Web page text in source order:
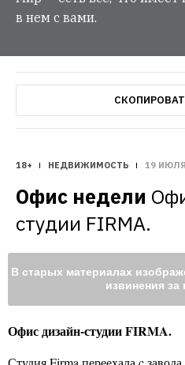
в нем с вами.
18+ НЕДВИЖИМОСТЬ 19
Офис недели
студии FIRMA.
В старых материалах
извинения за
Офис дизайн-студии FIRMA.